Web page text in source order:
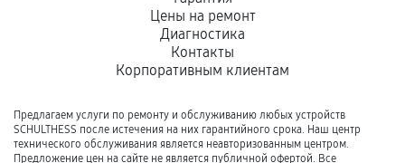
Цены на ремонт
Диагностика
Контакты
Корпоративным клиентам
Предлагаем услуги по ремонту и обслуживанию любых устройств
SCHULTHESS после истечения на них гарантийного срока. Наш центр
технического обслуживания является неавторизованным центром.
Предложение цен на сайте не является публичной офертой. Все